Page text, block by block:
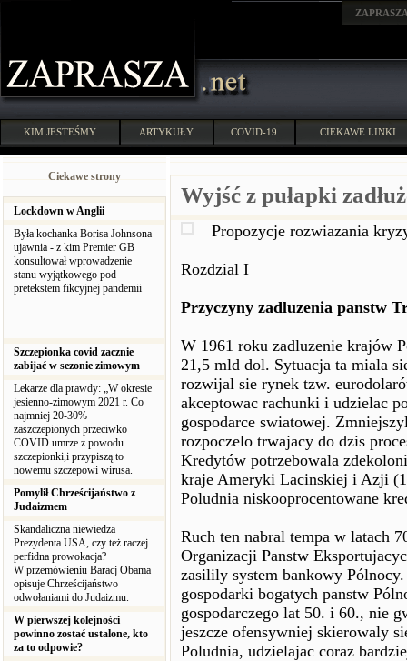
KIM JESTEŚMY ARTYKUŁY COVID-19 CIEKAWE LINKI
Ciekawe strony
Lockdown w Anglii
Była kochanka Borisa Johnsona
ujawnia - z kim Premier GB
konsultował wprowadzenie
stanu wyjątkowego pod
pretekstem fikcyjnej pandemii
Szczepionka covid zacznie
zabijać w sezonie zimowym
Lekarze dla prawdy: „W okresie
jesienno-zimowym 2021 r. Co
najmniej 20-30%
zaszczepionych przeciwko
COVID umrze z powodu
szczepionki,i przypiszą to
nowemu szczepowi wirusa.
Pomylił Chrześcijaństwo z
Judaizmem
Skandaliczna niewiedza
Prezydenta USA, czy też raczej
perfidna prowokacja?
W przemówieniu Baracj Obama
opisuje Chrześcijaństwo
odwołaniami do Judaizmu.
W pierwszej kolejności
powinno zostać ustalone, kto
za to odpowie?
Wyjść z pułapki
Propozycje rozwiazania
Rozdzial I
Przyczyny zadluzenia panstw
W 1961 roku zadluzenie krajów
21,5 mld dol. Sytuacja ta miala
rozwijal sie rynek tzw.
akceptowac rachunki i udzielac
gospodarce swiatowej.
rozpoczelo trwajacy do dzis
Kredytów potrzebowala
kraje Ameryki Lacinskiej i Azji
Poludnia niskooprocentowane
Ruch ten nabral tempa w latach
Organizacji Panstw
zasilily system bankowy
gospodarki bogatych panstw
gospodarczego lat 50. i 60., nie
jeszcze ofensywniej skierowaly
Poludnia, udzielajac coraz